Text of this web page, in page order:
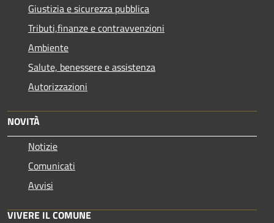
Giustizia e sicurezza pubblica
Tributi,finanze e contravvenzioni
Ambiente
Salute, benessere e assistenza
Autorizzazioni
NOVITÀ
Notizie
Comunicati
Avvisi
VIVERE IL COMUNE